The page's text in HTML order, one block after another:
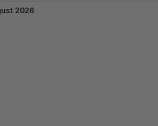
2026
2026